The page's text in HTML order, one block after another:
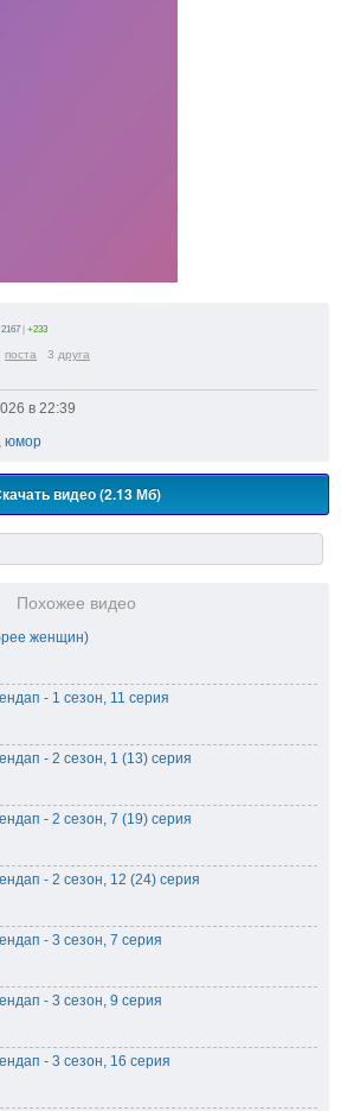
2167 | +233
поста 3 друга
в 22:39
юмор
видео (2.13 Мб)
Похожее видео
женщин)
- 1 сезон, 11 серия
- 2 сезон, 1 (13) серия
- 2 сезон, 7 (19) серия
- 2 сезон, 12 (24) серия
- 3 сезон, 7 серия
- 3 сезон, 9 серия
- 3 сезон, 16 серия